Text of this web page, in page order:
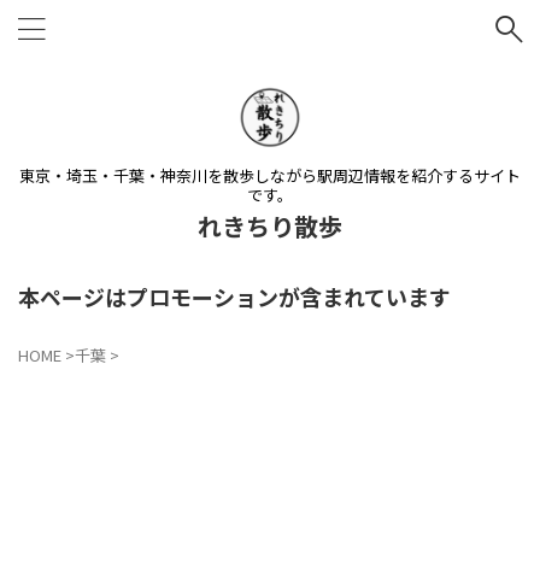
東京・埼玉・千葉・神奈川を散歩しながら駅周辺情報を紹介するサイト
です。
れきちり散歩
本ページはプロモーションが含まれています
HOME >千葉 >